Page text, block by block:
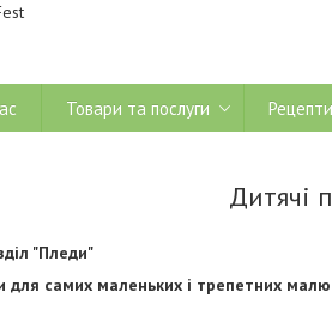
Товари та послуги Рецепти
Дитячі
"Пледи"
самих маленьких і трепетних